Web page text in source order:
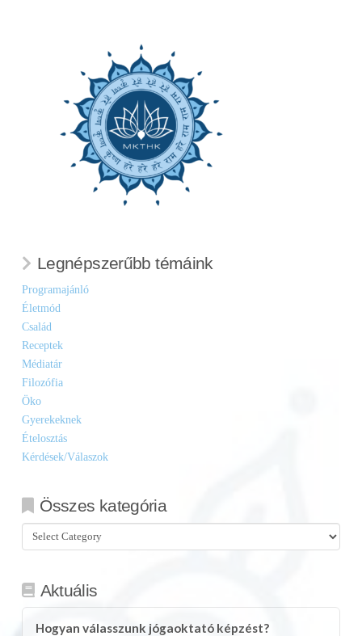
Legnépszerűbb témáink
Programajánló
Életmód
Család
Receptek
Médiatár
Filozófia
Öko
Gyerekeknek
Ételosztás
Kérdések/Válaszok
Összes kategória
Összes
kategória
Aktuális
Hogyan válasszunk jógaoktató képzést?